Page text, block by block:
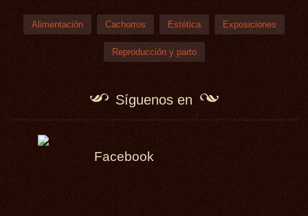
Alimentación Cachorros Estética Exposiciones
Reproducción y parto
Síguenos en
Facebook